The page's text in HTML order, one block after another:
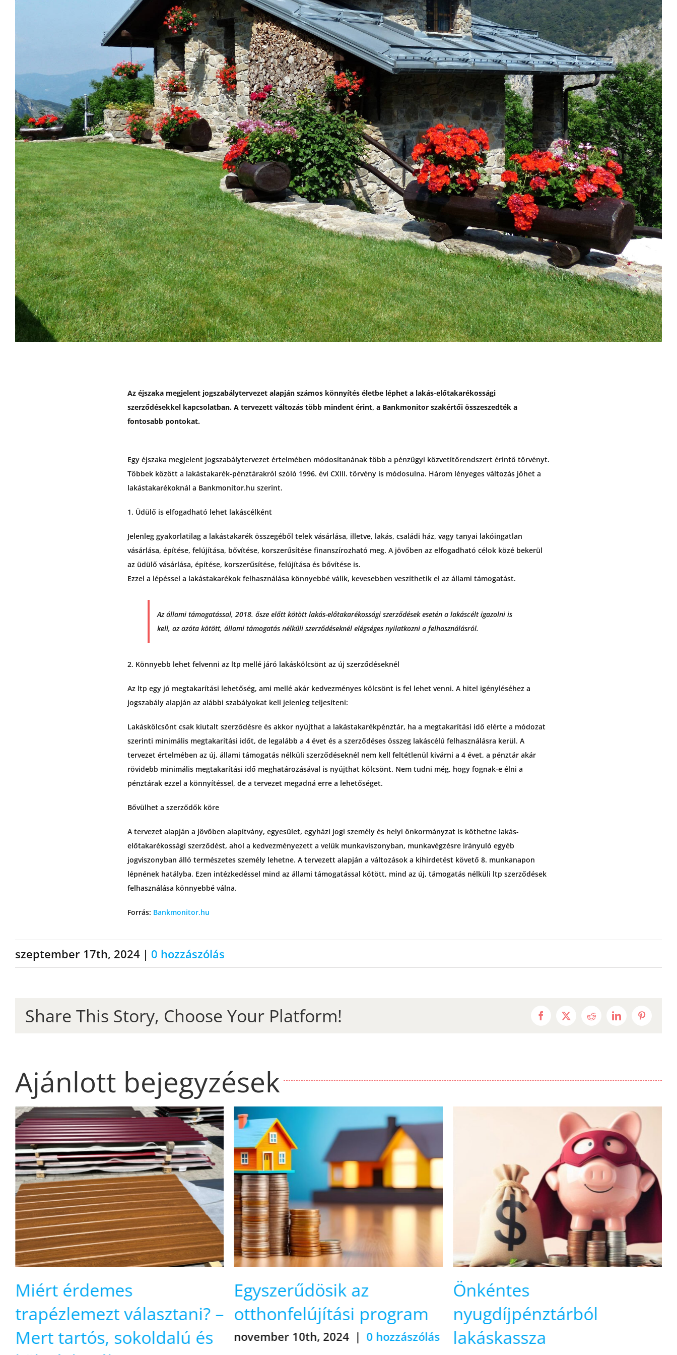
Az éjszaka megjelent jogszabálytervezet alapján számos könnyítés életbe léphet a lakás-előtakarékossági
szerződésekkel kapcsolatban. A tervezett változás több mindent érint, a Bankmonitor szakértői összeszedték a
fontosabb pontokat.
Egy éjszaka megjelent jogszabálytervezet értelmében módosítanának több a pénzügyi közvetítőrendszert érintő törvényt.
Többek között a lakástakarék-pénztárakról szóló 1996. évi CXIII. törvény is módosulna. Három lényeges változás jöhet a
lakástakarékoknál a Bankmonitor.hu szerint.
1. Üdülő is elfogadható lehet lakáscélként
Jelenleg gyakorlatilag a lakástakarék összegéből telek vásárlása, illetve, lakás, családi ház, vagy tanyai lakóingatlan
vásárlása, építése, felújítása, bővítése, korszerűsítése finanszírozható meg. A jövőben az elfogadható célok közé bekerül
az üdülő vásárlása, építése, korszerűsítése, felújítása és bővítése is.
Ezzel a lépéssel a lakástakarékok felhasználása könnyebbé válik, kevesebben veszíthetik el az állami támogatást.
Az állami támogatással, 2018. ősze előtt kötött lakás-előtakarékossági szerződések esetén a lakáscélt igazolni is
kell, az azóta kötött, állami támogatás nélküli szerződéseknél elégséges nyilatkozni a felhasználásról.
2. Könnyebb lehet felvenni az ltp mellé járó lakáskölcsönt az új szerződéseknél
Az ltp egy jó megtakarítási lehetőség, ami mellé akár kedvezményes kölcsönt is fel lehet venni. A hitel igényléséhez a
jogszabály alapján az alábbi szabályokat kell jelenleg teljesíteni:
Lakáskölcsönt csak kiutalt szerződésre és akkor nyújthat a lakástakarékpénztár, ha a megtakarítási idő elérte a módozat
szerinti minimális megtakarítási időt, de legalább a 4 évet és a szerződéses összeg lakáscélú felhasználásra kerül. A
tervezet értelmében az új, állami támogatás nélküli szerződéseknél nem kell feltétlenül kivárni a 4 évet, a pénztár akár
rövidebb minimális megtakarítási idő meghatározásával is nyújthat kölcsönt. Nem tudni még, hogy fognak-e élni a
pénztárak ezzel a könnyítéssel, de a tervezet megadná erre a lehetőséget.
Bővülhet a szerződők köre
A tervezet alapján a jövőben alapítvány, egyesület, egyházi jogi személy és helyi önkormányzat is köthetne lakás-
előtakarékossági szerződést, ahol a kedvezményezett a velük munkaviszonyban, munkavégzésre irányuló egyéb
jogviszonyban álló természetes személy lehetne. A tervezett alapján a változások a kihirdetést követő 8. munkanapon
lépnének hatályba. Ezen intézkedéssel mind az állami támogatással kötött, mind az új, támogatás nélküli ltp szerződések
felhasználása könnyebbé válna.
Forrás: Bankmonitor.hu
szeptember 17th, 2024 | 0 hozzászólás
Share This Story, Choose Your Platform! Facebook
X RedditLinkedInPinterest
Ajánlott bejegyzések
Egyszerűdösik az
otthonfelújítási program
november 10th, 2024 | 0 hozzászólás
Önkéntes
nyugdíjpénztárból
lakáskassza
Mindent elsöprő fordulat
jön a lakáspolitikában?
október 10th, 2024